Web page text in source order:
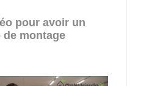
pour avoir un
montage